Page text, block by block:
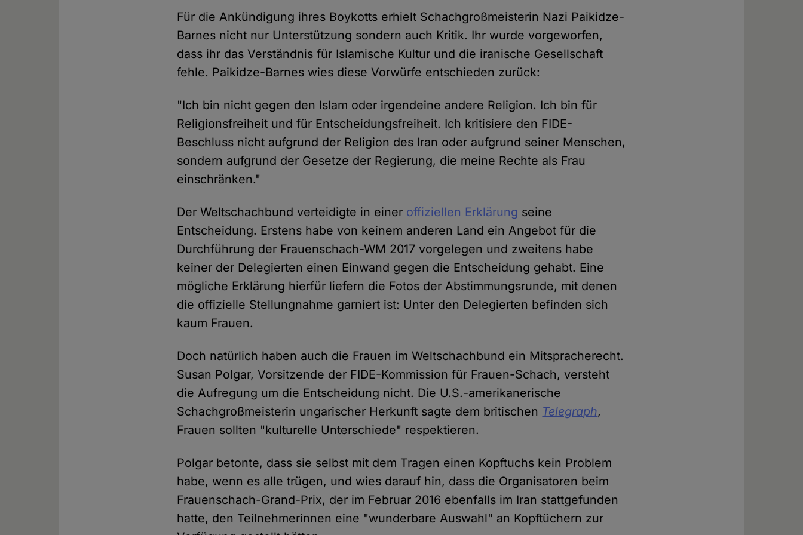
Für die Ankündigung ihres Boykotts erhielt Schachgroßmeisterin Nazi Paikidze-
Barnes nicht nur Unterstützung sondern auch Kritik. Ihr wurde vorgeworfen,
dass ihr das Verständnis für Islamische Kultur und die iranische Gesellschaft
fehle. Paikidze-Barnes wies diese Vorwürfe entschieden zurück:
"Ich bin nicht gegen den Islam oder irgendeine andere Religion. Ich bin für
Religionsfreiheit und für Entscheidungsfreiheit. Ich kritisiere den FIDE-
Beschluss nicht aufgrund der Religion des Iran oder aufgrund seiner Menschen,
sondern aufgrund der Gesetze der Regierung, die meine Rechte als Frau
einschränken."
Der Weltschachbund verteidigte in einer offiziellen Erklärung seine
Entscheidung. Erstens habe von keinem anderen Land ein Angebot für die
Durchführung der Frauenschach-WM 2017 vorgelegen und zweitens habe
keiner der Delegierten einen Einwand gegen die Entscheidung gehabt. Eine
mögliche Erklärung hierfür liefern die Fotos der Abstimmungsrunde, mit denen
die offizielle Stellungnahme garniert ist: Unter den Delegierten befinden sich
kaum Frauen.
Doch natürlich haben auch die Frauen im Weltschachbund ein Mitspracherecht.
Susan Polgar, Vorsitzende der FIDE-Kommission für Frauen-Schach, versteht
die Aufregung um die Entscheidung nicht. Die U.S.-amerikanerische
Schachgroßmeisterin ungarischer Herkunft sagte dem britischen Telegraph,
Frauen sollten "kulturelle Unterschiede" respektieren.
Polgar betonte, dass sie selbst mit dem Tragen einen Kopftuchs kein Problem
habe, wenn es alle trügen, und wies darauf hin, dass die Organisatoren beim
Frauenschach-Grand-Prix, der im Februar 2016 ebenfalls im Iran stattgefunden
hatte, den Teilnehmerinnen eine "wunderbare Auswahl" an Kopftüchern zur